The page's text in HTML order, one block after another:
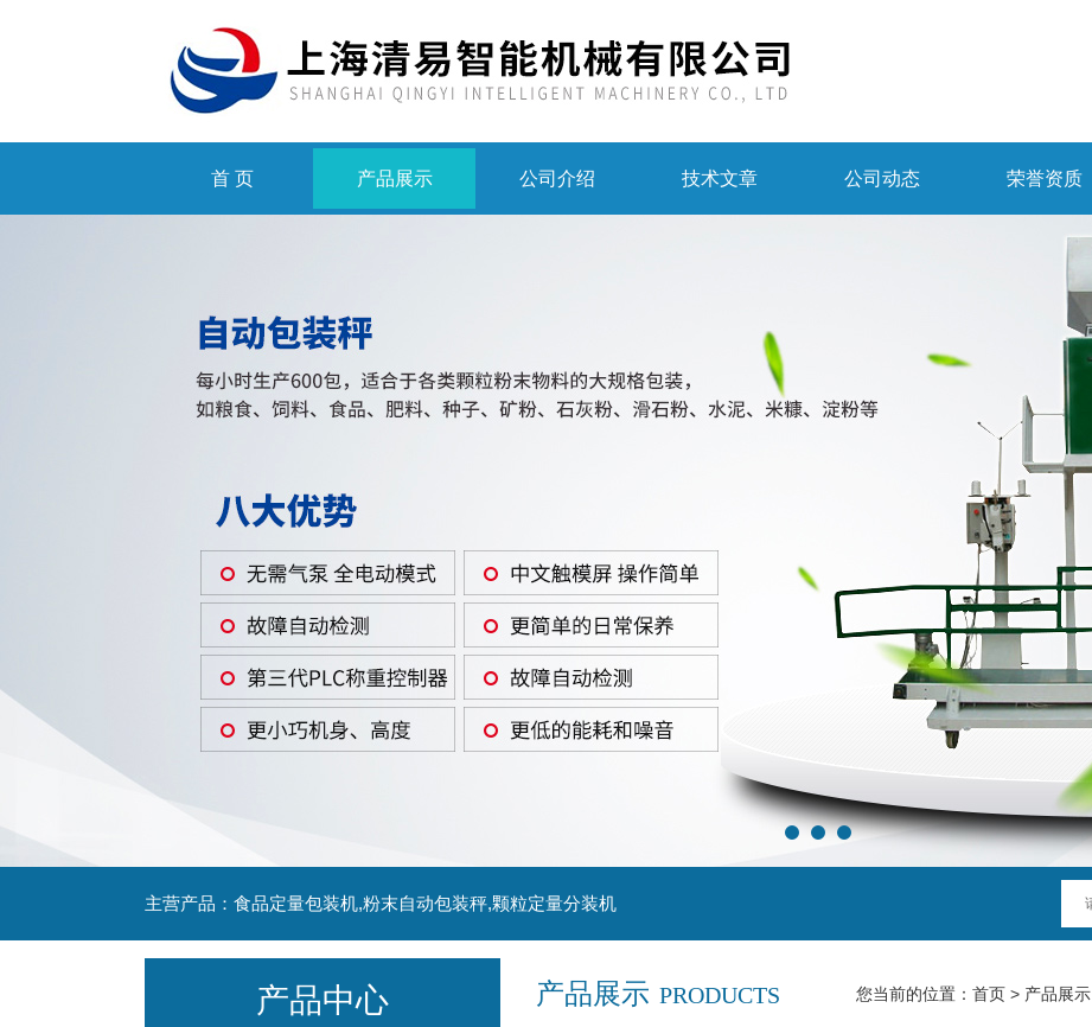
首 页 产品展示 公司介绍 技术文章 公司动态 荣誉资质
主营产品：食品定量包装机,粉末自动包装秤,颗粒定量分装机
产品展示 PRODUCTS 您当前的位置： 首页 > 产品展示
产品中心